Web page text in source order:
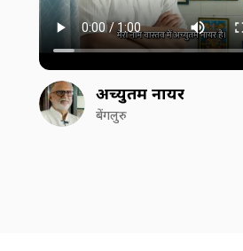
अच्युतम नायर
बेंगलुरु